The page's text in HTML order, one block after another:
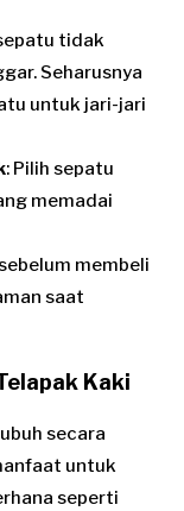
tidak
Seharusnya
untuk jari-jari
: Pilih sepatu
memadai
membeli
saat
Kaki
secara
untuk
seperti